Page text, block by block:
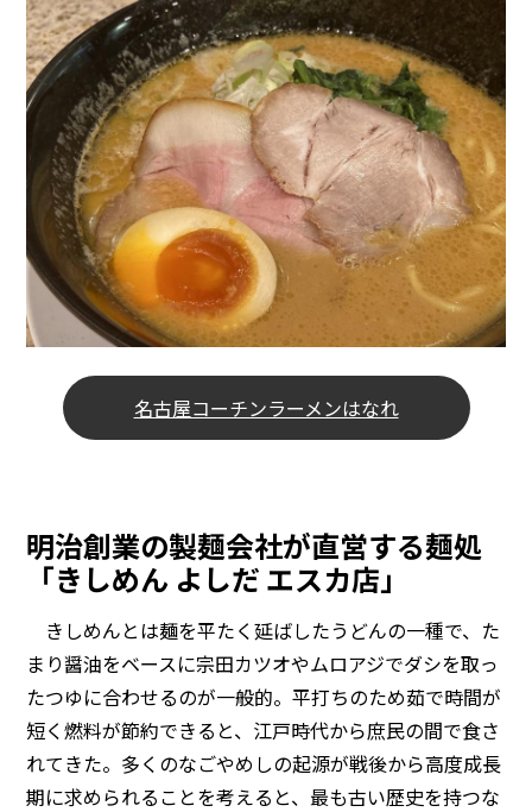
名古屋コーチンラーメンはなれ
明治創業の製麺会社が直営する麺処
「きしめん よしだ エスカ店」
きしめんとは麺を平たく延ばしたうどんの一種で、た
まり醤油をベースに宗田カツオやムロアジでダシを取っ
たつゆに合わせるのが一般的。平打ちのため茹で時間が
短く燃料が節約できると、江戸時代から庶民の間で食さ
れてきた。多くのなごやめしの起源が戦後から高度成長
期に求められることを考えると、最も古い歴史を持つな